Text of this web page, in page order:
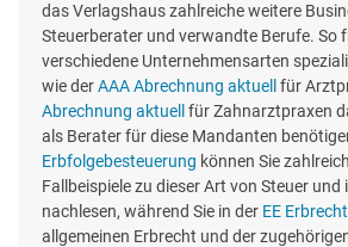
das Verlagshaus zahlreiche weitere
Steuerberater und verwandte Berufe. So
verschiedene Unternehmensarten
wie derAAA Abrechnung aktuell für
Abrechnung aktuell für Zahnarztpraxen
als Berater für diese Mandanten
Erbfolgebesteuerung können Sie
Fallbeispiele zu dieser Art von Steuer und
nachlesen, während Sie in der EE
allgemeinen Erbrecht und der